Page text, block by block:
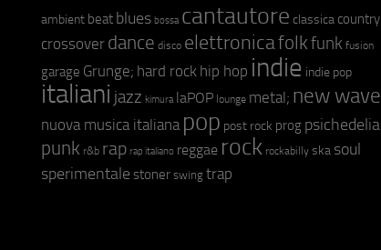
ambient beat blues bossa cantautore classica country
crossover dance disco elettronicafolkfunk fusion
garage Grunge; hard rock hip hop indie indie pop
italiani jazz kimura laPOP lounge metal; new wave
nuova musica italiana pop post rock prog psichedelia
punk r&b rap rap italiano reggae rock rockabilly ska soul
sperimentale stoner swing trap